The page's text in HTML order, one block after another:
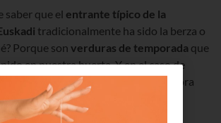
saber que el entrante típico de la
tradicionalmente ha sido la berza o
Porque son verduras de temporada que
en nuestra huerta. Y en el caso de
coliflor se servía cardo o borraja. Ahora
cambiado un poco y son más
con langostinos, embutido y